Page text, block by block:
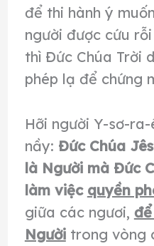
để thi hành ý
người được cứu
thì Đức Chúa Trời
phép lạ để chứng
Hỡi người Y-sơ-
nầy: Ðức Chúa
là Người mà Ðức
làm việc quyền
giữa các ngươi,
Ngườitrong vòng